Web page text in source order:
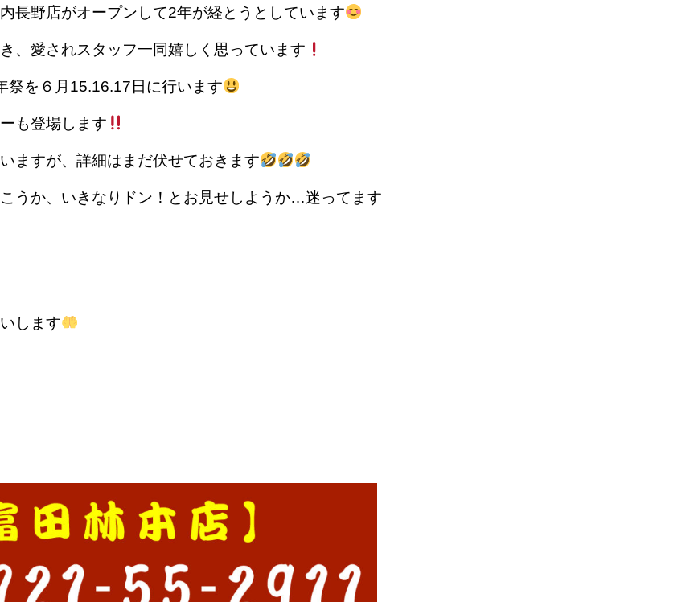
長野店がオープンして2年が経とうとしています
、愛されスタッフ一同嬉しく思っています
祭を６月15.16.17日に行います
も登場します
ますが、詳細はまだ伏せておきます
うか、いきなりドン！とお見せしようか…迷ってます
します